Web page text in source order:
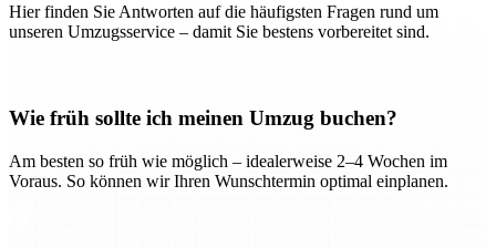
Hier finden Sie Antworten auf die häufigsten Fragen rund um
unseren Umzugsservice – damit Sie bestens vorbereitet sind.
Wie früh sollte ich meinen Umzug buchen?
Am besten so früh wie möglich – idealerweise 2–4 Wochen im
Voraus. So können wir Ihren Wunschtermin optimal einplanen.